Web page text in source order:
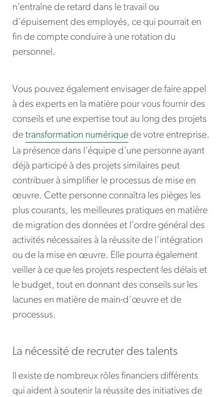
n’entraîne de retard dans le travail ou
d’épuisement des employés, ce qui pourrait en
fin de compte conduire à une rotation du
personnel.
Vous pouvez également envisager de faire appel
à des experts en la matière pour vous fournir des
conseils et une expertise tout au long des projets
de transformation numérique de votre entreprise.
La présence dans l’équipe d’une personne ayant
déjà participé à des projets similaires peut
contribuer à simplifier le processus de mise en
œuvre. Cette personne connaîtra les pièges les
plus courants, les meilleures pratiques en matière
de migration des données et l’ordre général des
activités nécessaires à la réussite de l’intégration
ou de la mise en œuvre. Elle pourra également
veiller à ce que les projets respectent les délais et
le budget, tout en donnant des conseils sur les
lacunes en matière de main-d’œuvre et de
processus.
La nécessité de recruter des talents
Il existe de nombreux rôles financiers différents
qui aident à soutenir la réussite des initiatives de